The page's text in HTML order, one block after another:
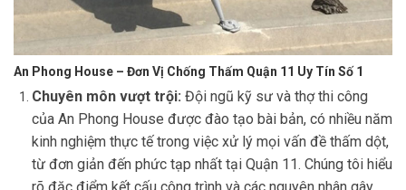
An Phong House – Đơn Vị Chống Thấm Quận 11 Uy Tín Số 1
Chuyên môn vượt trội: Đội ngũ kỹ sư và thợ thi công
của An Phong House được đào tạo bài bản, có nhiều năm
kinh nghiệm thực tế trong việc xử lý mọi vấn đề thấm dột,
từ đơn giản đến phức tạp nhất tại Quận 11. Chúng tôi hiểu